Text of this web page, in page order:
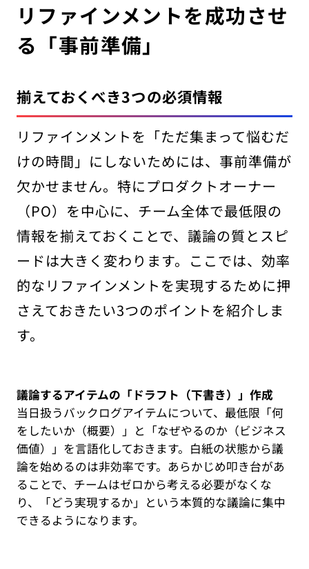
リファインメントを成功させ
る「事前準備」
揃えておくべき3つの必須情報
リファインメントを「ただ集まって悩むだ
けの時間」にしないためには、事前準備が
欠かせません。特にプロダクトオーナー
（PO）を中心に、チーム全体で最低限の
情報を揃えておくことで、議論の質とスピ
ードは大きく変わります。ここでは、効率
的なリファインメントを実現するために押
さえておきたい3つのポイントを紹介しま
す。
議論するアイテムの「ドラフト（下書き）」作成
当日扱うバックログアイテムについて、最低限「何
をしたいか（概要）」と「なぜやるのか（ビジネス
価値）」を言語化しておきます。白紙の状態から議
論を始めるのは非効率です。あらかじめ叩き台があ
ることで、チームはゼロから考える必要がなくな
り、「どう実現するか」という本質的な議論に集中
できるようになります。